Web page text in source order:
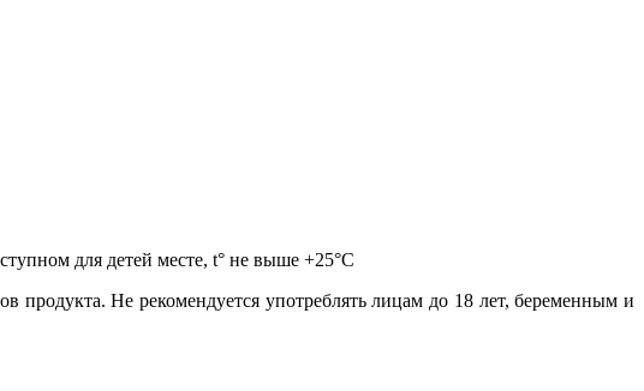
для детей месте, t° не выше +25°С
продукта. Не рекомендуется употреблять лицам до 18 лет, беременным и